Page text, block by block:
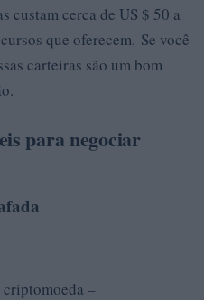
custam cerca de US $ 50 a
que oferecem. Se você
carteiras são um bom
para negociar
–